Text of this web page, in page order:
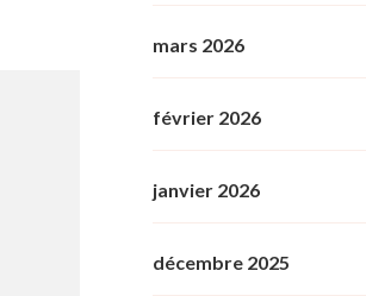
mars 2026
février 2026
janvier 2026
décembre 2025